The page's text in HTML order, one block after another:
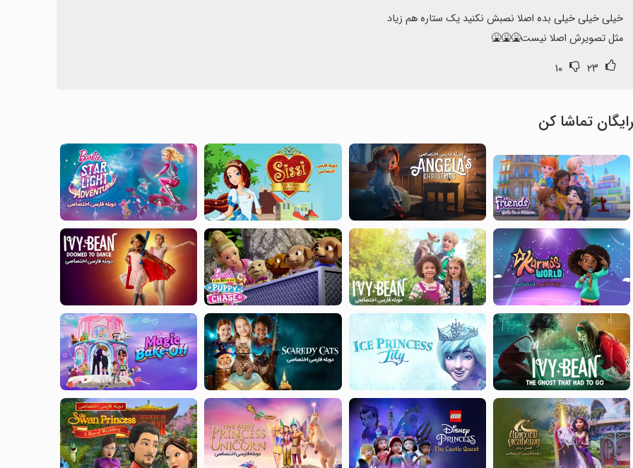
مثل تصویرش اصلا نیست🤮🤮🤮
۲۳ ۱۰
رایگان تماشا کن